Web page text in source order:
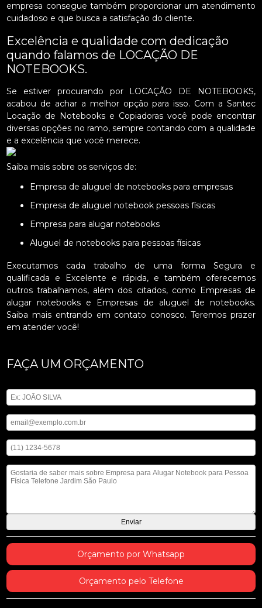
empresa consegue também proporcionar um atendimento
cuidadoso e que busca a satisfação do cliente.
Excelência e qualidade com dedicação
quando falamos de LOCAÇÃO DE
NOTEBOOKS.
Se estiver procurando por LOCAÇÃO DE NOTEBOOKS,
acabou de achar a melhor opção para isso. Com a Santec
Locação de Notebooks e Copiadoras você pode encontrar
diversas opções no ramo, sempre contando com a qualidade
e a excelência que você merece.
Saiba mais sobre os serviços de:
Empresa de aluguel de notebooks para empresas
Empresa de aluguel notebook pessoas físicas
Empresa para alugar notebooks
Aluguel de notebooks para pessoas físicas
Executamos cada trabalho de uma forma Segura e
qualificada e Excelente e rápida, e também oferecemos
outros trabalhamos, além dos citados, como Empresas de
alugar notebooks e Empresas de aluguel de notebooks.
Saiba mais entrando em contato conosco. Teremos prazer
em atender você!
FAÇA UM ORÇAMENTO
Orçamento por Whatsapp
Orçamento pelo Telefone